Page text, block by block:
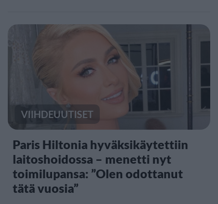
VIIHDEUUTISET
Paris Hiltonia hyväksikäytettiin
laitoshoidossa – menetti nyt
toimilupansa: ”Olen odottanut
tätä vuosia”